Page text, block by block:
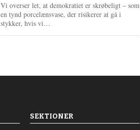
Vi overser let, at demokratiet er skrøbeligt – som
en tynd porcelænsvase, der risikerer at gå i
stykker, hvis vi…
e
SEKTIONER